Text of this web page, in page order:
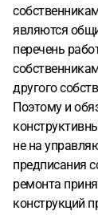
являются
перечень
другого
Поэтому и
не на
предписания
ремонта
конструкций